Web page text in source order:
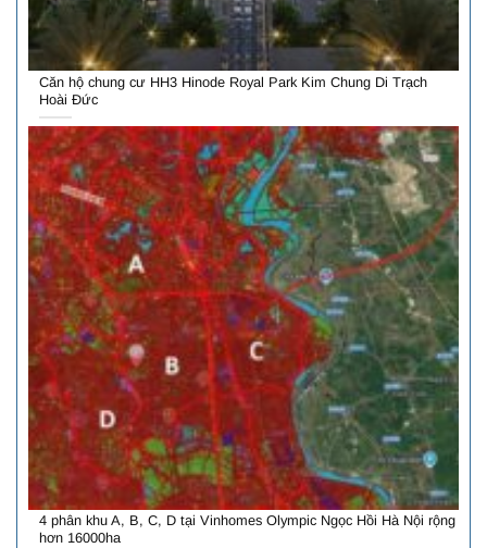
Căn hộ chung cư HH3 Hinode Royal Park Kim Chung Di Trạch
Hoài Đức
4 phân khu A, B, C, D tại Vinhomes Olympic Ngọc Hồi Hà Nội rộng
hơn 16000ha